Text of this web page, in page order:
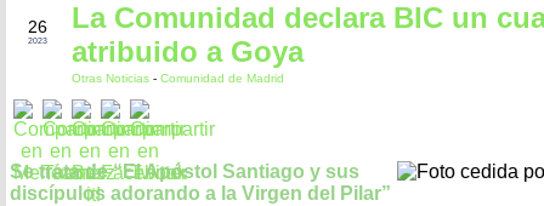
26
2023
La Comunidad declara BIC un
atribuido a Goya
Otras Noticias - Comunidad de Madrid
Se trata de “El Apóstol Santiago y sus
discípulos adorando a la Virgen del Pilar”